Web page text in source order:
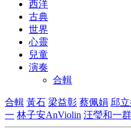
西洋
古典
世界
心靈
兒童
演奏
合輯
合輯 黃石 梁益彰 蔡佩娟 邱
一 林子安AnViolin 汪瑩和一